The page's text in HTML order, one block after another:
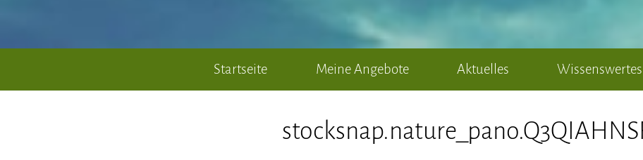
Startseite Meine Angebote Aktuelles Wissenswertes